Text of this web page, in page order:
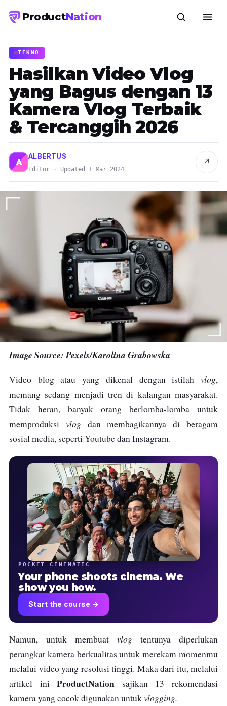
ProductNation
TEKNO
Hasilkan Video Vlog
yang Bagus dengan 13
Kamera Vlog Terbaik
& Tercanggih 2026
A
ALBERTUS
Editor · Updated 1 Mar 2024
↗
Image Source: Pexels/Karolina Grabowska
Video blog atau yang dikenal dengan istilah vlog,
memang sedang menjadi tren di kalangan masyarakat.
Tidak heran, banyak orang berlomba-lomba untuk
memproduksi vlogdan membagikannya di beragam
sosial media, seperti Youtube dan Instagram.
POCKET CINEMATIC
Your phone shoots cinema. We
show you how.
Start the course →
Namun, untuk membuat vlog tentunya diperlukan
perangkat kamera berkualitas untuk merekam momenmu
melalui video yang resolusi tinggi. Maka dari itu, melalui
artikel iniProductNation sajikan 13 rekomendasi
kamera yang cocok digunakan untukvlogging.